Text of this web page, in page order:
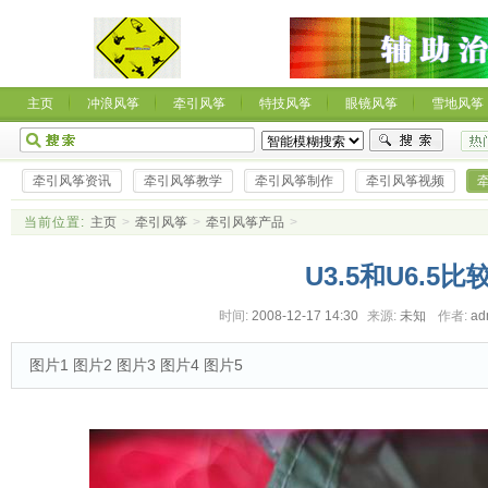
主页 冲浪风筝 牵引风筝 特技风筝 眼镜风筝 雪地风筝
牵引风筝资讯 牵引风筝教学 牵引风筝制作 牵引风筝视频
当前位置: 主页 > 牵引风筝 > 牵引风筝产品 >
U3.5和U6.5比
时间: 2008-12-17 14:30 来源: 未知 作者:
图片1 图片2 图片3 图片4 图片5